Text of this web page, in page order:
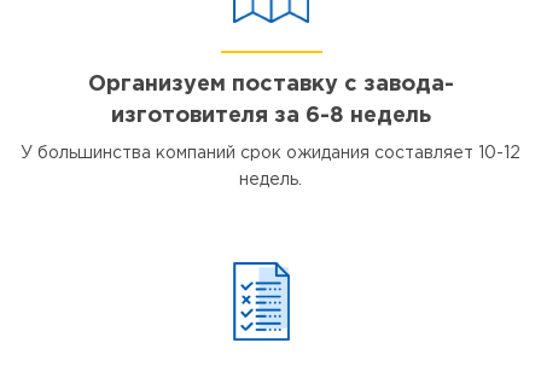
Организуем поставку с завода-
изготовителя за 6-8 недель
У большинства компаний срок ожидания составляет 10-12
недель.